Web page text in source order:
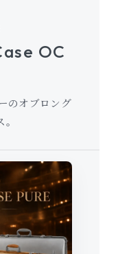
OC
のオブロング